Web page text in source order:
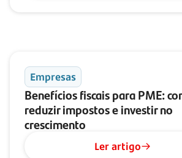
Empresas
Benefícios fiscais para PME:
reduzir impostos e investir no
crescimento
Ler artigo